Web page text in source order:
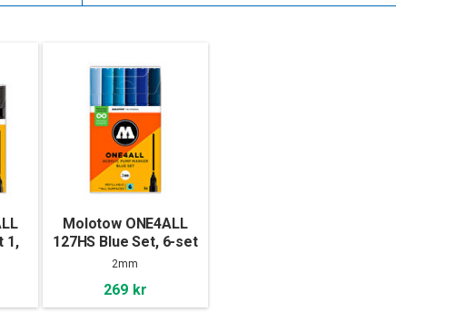
1,
Molotow ONE4ALL
127HS Blue Set, 6-set
2mm
269 kr